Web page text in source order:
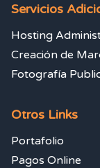
Servicios
Hosting
Creación de
Fotografía
Otros Links
Portafolio
Pagos Online